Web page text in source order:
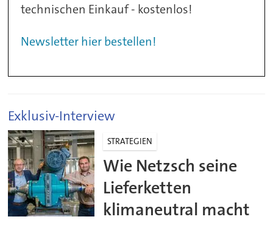
technischen Einkauf - kostenlos!
Newsletter hier bestellen!
Exklusiv-Interview
STRATEGIEN
Wie Netzsch seine
Lieferketten
klimaneutral macht